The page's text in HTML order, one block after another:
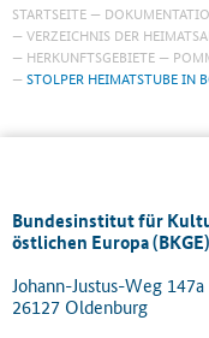
STARTSEITE
VERZEICHNIS DER
HERKUNFTSGEBIETE
STOLPER HEIMATSTUBE IN
Bundesinstitut für
östlichen Europa (BKGE)
Johann-Justus-Weg 147a
26127 Oldenburg